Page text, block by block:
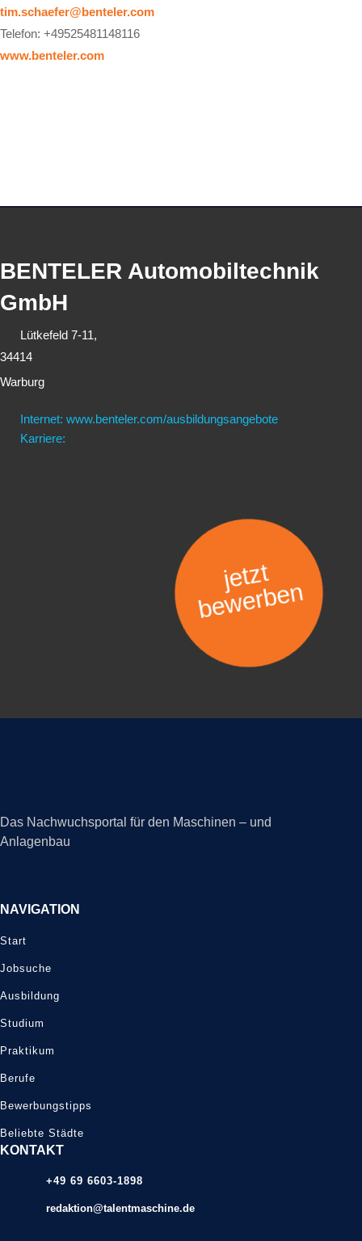
tim.schaefer@benteler.com
Telefon: +49525481148116
www.benteler.com
BENTELER Automobiltechnik
GmbH
Lütkefeld 7-11,
34414
Warburg
Internet: www.benteler.com/ausbildungsangebote
Karriere:
jetzt
bewerben
Das Nachwuchsportal für den Maschinen – und
Anlagenbau
NAVIGATION
Start
Jobsuche
Ausbildung
Studium
Praktikum
Berufe
Bewerbungstipps
Beliebte Städte
KONTAKT
+49 69 6603-1898
redaktion@talentmaschine.de